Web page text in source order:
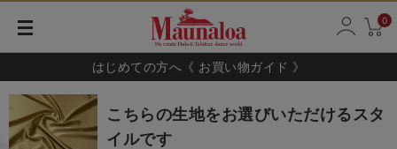
0
はじめての方へ《 お買い物ガイド 》
こちらの生地をお選びいただけるスタ
イルです